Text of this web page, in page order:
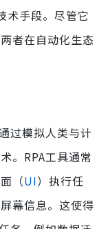
术手段。尽管它
者在自动化生态
过模拟人类与计
。RPA工具通常
（UI）执行任
幕信息。这使得